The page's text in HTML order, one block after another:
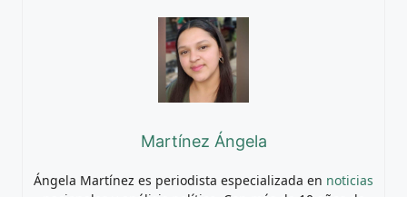
Martínez Ángela
Ángela Martínez es periodista especializada en noticias